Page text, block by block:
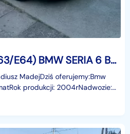
BMW SERIA 6 II (E63/E64) BMW SERIA 6 Bmw E64 4.4 333KM 04r Automat
MadejDziś oferujemy:Bmw
produkcji: 2004rNadwozie:
AutomatPrzebieg: 20